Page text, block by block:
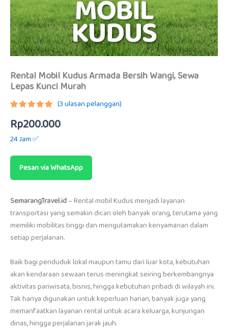
Rental Mobil Kudus Armada Bersih Wangi, Sewa
Lepas Kunci Murah
5.00dari
5
berdasarkan
penilaian
(3ulasan pelanggan)
Rp200.000
24 Jam ✅
Pesan via WhatsApp
SemarangTravel.id– Rental mobil Kudus menjadi layanan
transportasi yang semakin dicari oleh banyak orang, terutama yang
memiliki mobilitas tinggi dan mengutamakan kenyamanan dalam
setiap perjalanan.
Baik bagi penduduk lokal maupun tamu dari luar kota, kebutuhan
akan kendaraan sewaan terus meningkat seiring berkembangnya
aktivitas pariwisata, bisnis, hingga kebutuhan pribadi di wilayah ini.
Tak hanya digunakan untuk keperluan harian, banyak juga yang
memanfaatkan layanan rental untuk acara keluarga, kunjungan
dinas, hingga perjalanan jarak jauh.